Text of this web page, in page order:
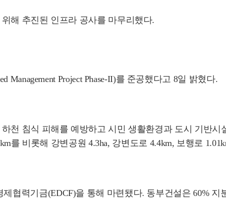
해 추진된 인프라 공사를 마무리했다.
Management Project Phase-II)를 준공했다고 8일 밝혔다.
천 침식 피해를 예방하고 시민 생활환경과 도시 기반시
를 비롯해 강변공원 4.3ha, 강변도로 4.4km, 보행로
협력기금(EDCF)을 통해 마련됐다. 동부건설은 60% 지